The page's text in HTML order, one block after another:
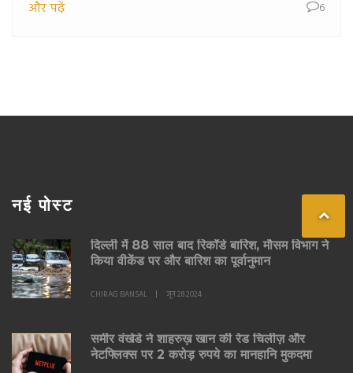
क्वालीफाई करेंगी। टूर्नामेंट का फाइनल मुकाबला 15 जुलाई को
और पढ़ें 6
नई पोस्ट
दिल्ली में 88 साल बाद रिकॉर्ड बारिश, मौसम विभाग ने
किया वीकेंड पर और बारिश का पूर्वानुमान
CHIRAG BANSAL जून 28 2024
समीर वंखेडे ने शाहरुख़ खान की रेड चिलीज़ और
नेटफ्लिक्स पर 2 करोड़ रुपये का मानहानि मुकदमा